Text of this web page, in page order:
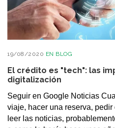
19/08/2020 EN BLOG
El crédito es "tech": las
digitalización
Seguir en Google Noticias
viaje, hacer una reserva,
leer las noticias,